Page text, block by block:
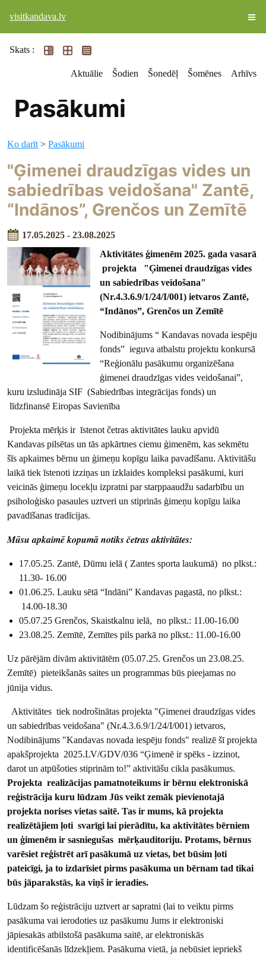
visitkandava.lv
Skats :
Aktuālie Šodien Šonedēļ Šomēnes Arhīvs
Pasākumi
Ko darīt >Pasākumi
"Ģimenei draudzīgas vides un
sabiedrības veidošana" Zantē,
“Indānos”, Grenčos un Zemītē
17.05.2025 - 23.08.2025
Aktivitātes ģimenēm 2025. gada vasarā
projekta "Ģimenei draudzīgas vides
un sabiedrības veidošana"
(Nr.4.3.6.9/1/24/I/001) ietvaros Zantē,
“Indānos”, Grenčos un Zemītē
Nodibinājums “ Kandavas novada iespēju
fonds” ieguva atbalstu projektu konkursā
“Reģionālu pasākumu organizēšana
ģimenei draudzīgas vides veidošanai”,
kuru izsludināja SIF (Sabiedrības integrācijas fonds) un
līdzfinansē Eiropas Savienība
Projekta mērķis ir īstenot četras aktivitātes lauku apvidū
Kandavas pilsētas un tās apkārtnes ciemu ģimenēm, kas sekmētu
šīs apkaimes bērnu un ģimeņu kopīgu laika pavadīšanu. Aktivitāšu
laikā tiek īstenoti izziņas un izklaides kompleksi pasākumi, kuri
veicinās ģimeņu locekļu izpratni par starppaaudžu sadarbību un
psiholoģisko pasaules uztveri un stiprinās ģimeņu kopīgu laika
pavadīšanas tradīcijas.
Mūsu apkaimē kopumā notiks četras aktivitātes:
17.05.25. Zantē, Dūmu ielā ( Zantes sporta laukumā) no plkst.:
11.30- 16.00
01.06.25. Lauku sētā “Indāni” Kandavas pagastā, no plkst.:
14.00-18.30
05.07.25 Grenčos, Skaistkalnu ielā, no plkst.: 11.00-16.00
23.08.25. Zemītē, Zemītes pils parkā no plkst.: 11.00-16.00
Uz pārējām divām aktivitātēm (05.07.25. Grenčos un 23.08.25.
Zemītē) pieteikšanās saites un programmas būs pieejamas no
jūnija vidus.
Aktivitātes tiek nodrošinātas projekta "Ģimenei draudzīgas vides
un sabiedrības veidošana" (Nr.4.3.6.9/1/24/I/001) ietvaros,
Nodibinājums "Kandavas novada iespēju fonds" realizē šī projekta
apakšprojekta 2025.LV/GDV/036 “Ģimenē ir spēks - izzinot,
darot un atpūšoties stiprinām to!” aktivitāšu cikla pasākumus.
Projekta realizācijas pamatnoteikums ir bērnu elektroniskā
reģistrācija kuru lūdzam Jūs veikt zemāk pievienotajā
projekta norises vietas saitē. Tas ir mums, kā projekta
realizētājiem ļoti svarīgi lai pierādītu, ka aktivitātes bērniem
un ģimenēm ir sasniegušas mērķauditoriju. Protams, bērnus
varēsiet reģistrēt arī pasākumā uz vietas, bet būsim ļoti
pateicīgi, ja to izdarīsiet pirms pasākuma un bērnam tad tikai
būs jāparakstās, ka viņš ir ieradies.
Lūdzam šo reģistrāciju uztvert ar sapratni (lai to veiktu pirms
pasākuma vai ierodoties uz pasākumu Jums ir elektroniski
jāpiesakās atbilstošā pasākuma saitē, ar elektroniskās
identificēšanās līdzekļiem. Pasākuma vietā, ja nebūsiet iepriekš